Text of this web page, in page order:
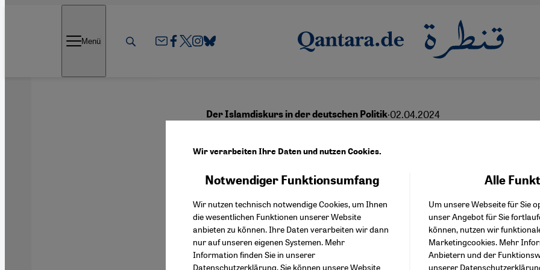
Menü
Der Islamdiskurs in der deutschen Politik·02.04.2024
Zwischen offener und
Muslimfeindlichkeit
Deutsch English عربي
Wir verarbeiten Ihre Daten und nutzen Cookies.
Notwendiger Funktionsumfang
Wir nutzen technisch notwendige Cookies, um Ihnen
die wesentlichen Funktionen unserer Website
anbieten zu können. Ihre Daten verarbeiten wir dann
nur auf unseren eigenen Systemen. Mehr
Information finden Sie in unserer
Datenschutzerklärung. Sie können unsere Website
Alle
Um unsere Webseite für Sie
unser Angebot für Sie
können, nutzen wir
Marketingcookies. Mehr
Anbietern und der
unserer
Facebook Embed /
Twitter Embed
Instagram Embed
Youtube Embed
Google Maps Embed